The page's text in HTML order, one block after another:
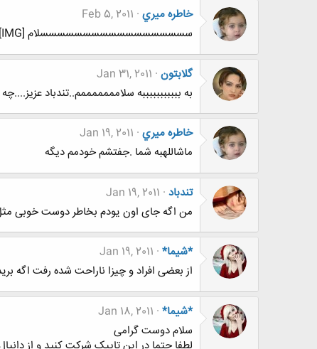
خاطره ميري Feb 5, 2011
سسسسسسسسسسسسسسسسسسلام [IMG]كجايي نيستي؟/
گلابتون Jan 31, 2011
به بببببببببببه سلامممممممم..تندباد
خاطره ميري Jan 19, 2011
ماشاللهبه شما .جفتشم خودمم ديگه
تندباد Jan 19, 2011
من اگه جای اون یودم بخاطر دوست خوبی
*شیما* Jan 19, 2011
از بعضی افراد و چیزا ناراحت شده رفت
*شیما* Jan 18, 2011
سلام دوست گرامی